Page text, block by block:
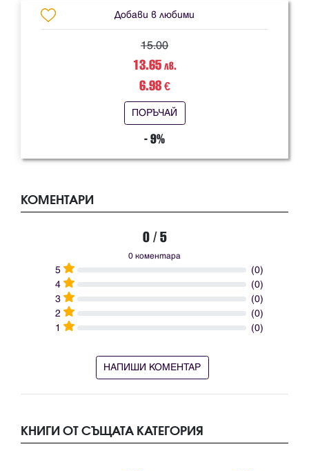
Добави в любими
15.00
13.65лв.
6.98€
ПОРЪЧАЙ
- 9%
КОМЕНТАРИ
0 / 5
0 коментара
5
(0)
4
(0)
3
(0)
2
(0)
1
(0)
НАПИШИ КОМЕНТАР
КНИГИ ОТ СЪЩАТА КАТЕГОРИЯ